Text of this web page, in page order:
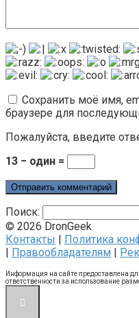
Сохранить моё имя,
браузере для
Пожалуйста, введите
13 − один =
Поиск:
© 2026 DronGeek
Контакты | Политика
| Правообладателям |
Информация на сайте предоставлена
ответственности за использование